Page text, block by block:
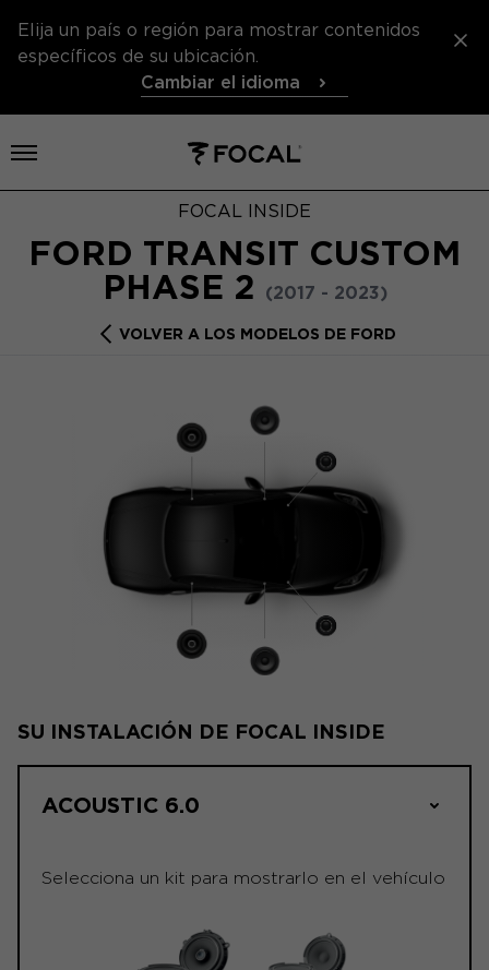
Elija un país o región para mostrar contenidos
específicos de su ubicación.
Cambiar el idioma
Abrir el menú
FOCAL INSIDE
FORD TRANSIT CUSTOM
PHASE 2
(2017 - 2023)
VOLVER A LOS MODELOS DE FORD
SU INSTALACIÓN DE FOCAL INSIDE
ACOUSTIC 6.0
Selecciona un kit para mostrarlo en el vehículo